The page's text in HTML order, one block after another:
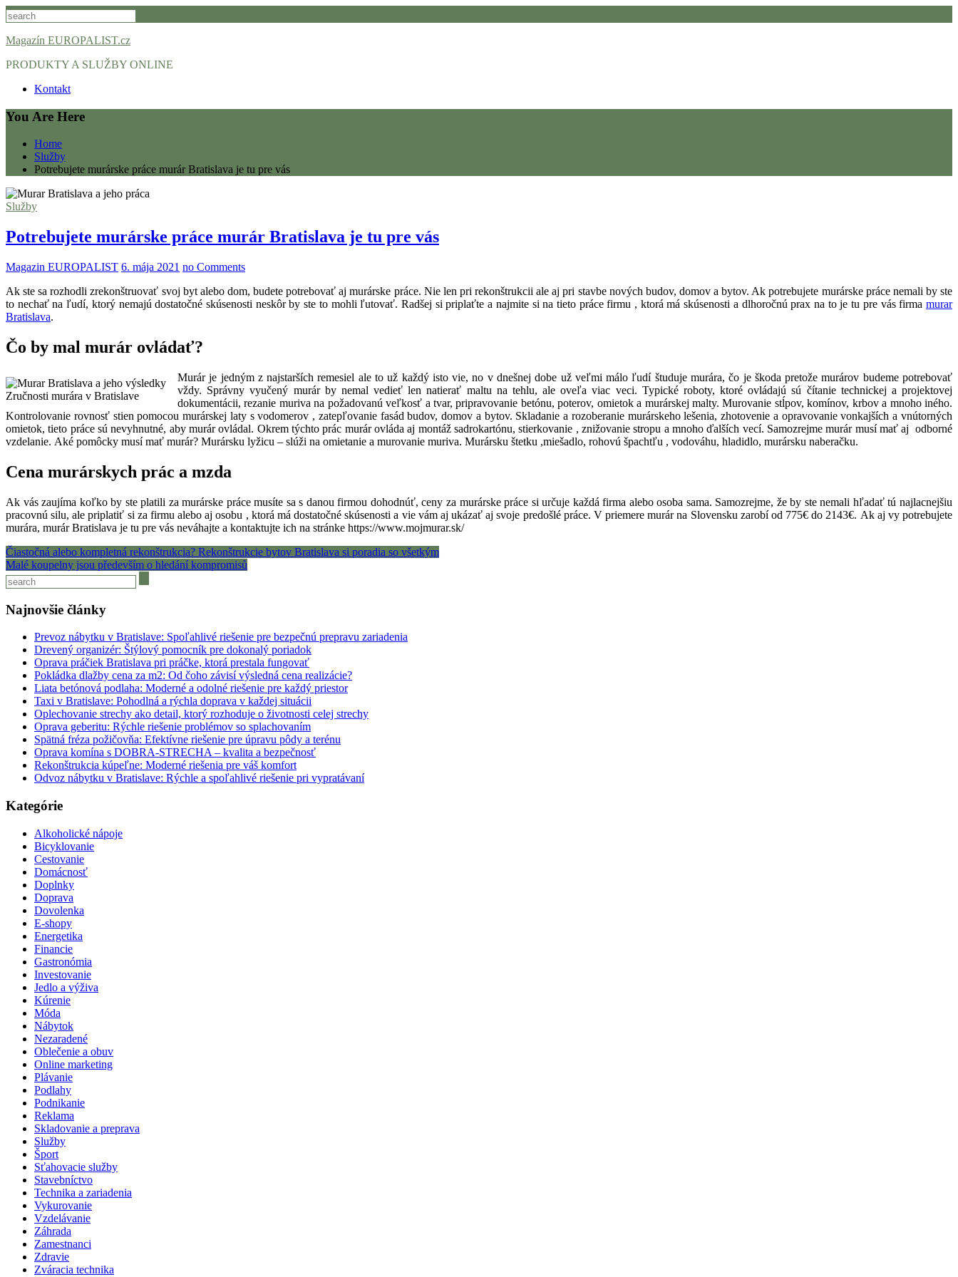
Skip
to
content
Magazín EUROPALIST.cz
PRODUKTY A SLUŽBY ONLINE
Kontakt
You Are Here
Home
Služby
Potrebujete murárske práce murár Bratislava je tu pre vás
Služby
Potrebujete murárske práce murár Bratislava je tu pre vás
Magazin EUROPALIST 6. mája 2021 no Comments
Ak ste sa rozhodli zrekonštruovať svoj byt alebo dom, budete potrebovať aj murárske práce. Nie len pri rekonštrukcii ale aj pri stavbe nových budov, domov a bytov. Ak potrebujete murárske práce nemali by ste
to nechať na ľudí, ktorý nemajú dostatočné skúsenosti neskôr by ste to mohli ľutovať. Radšej si priplaťte a najmite si na tieto práce firmu , ktorá má skúsenosti a dlhoročnú prax na to je tu pre vás firma murar
Bratislava.
Čo by mal murár ovládať?
Zručnosti murára v Bratislave
Murár je jedným z najstarších remesiel ale to už každý isto vie, no v dnešnej dobe už veľmi málo ľudí študuje murára, čo je škoda pretože murárov budeme potrebovať
vždy. Správny vyučený murár by nemal vedieť len natierať maltu na tehlu, ale oveľa viac veci. Typické roboty, ktoré ovládajú sú čítanie technickej a projektovej
dokumentácii, rezanie muriva na požadovanú veľkosť a tvar, pripravovanie betónu, poterov, omietok a murárskej malty. Murovanie stĺpov, komínov, krbov a mnoho iného.
Kontrolovanie rovnosť stien pomocou murárskej laty s vodomerov , zatepľovanie fasád budov, domov a bytov. Skladanie a rozoberanie murárskeho lešenia, zhotovenie a opravovanie vonkajších a vnútorných
omietok, tieto práce sú nevyhnutné, aby murár ovládal. Okrem týchto prác murár ovláda aj montáž sadrokartónu, stierkovanie , znižovanie stropu a mnoho ďalších vecí. Samozrejme murár musí mať aj odborné
vzdelanie. Aké pomôcky musí mať murár? Murársku lyžicu – slúži na omietanie a murovanie muriva. Murársku štetku ,miešadlo, rohovú špachtľu , vodováhu, hladidlo, murársku naberačku.
Cena murárskych prác a mzda
Ak vás zaujíma koľko by ste platili za murárske práce musíte sa s danou firmou dohodnúť, ceny za murárske práce si určuje každá firma alebo osoba sama. Samozrejme, že by ste nemali hľadať tú najlacnejšiu
pracovnú silu, ale priplatiť si za firmu alebo aj osobu , ktorá má dostatočné skúsenosti a vie vám aj ukázať aj svoje predošlé práce. V priemere murár na Slovensku zarobí od 775€ do 2143€. Ak aj vy potrebujete
murára, murár Bratislava je tu pre vás neváhajte a kontaktujte ich na stránke https://www.mojmurar.sk/
Navigácia
v
článku
Čiastočná alebo kompletná rekonštrukcia? Rekonštrukcie bytov Bratislava si poradia so všetkým
Malé koupelny jsou především o hledání kompromisů
Najnovšie články
Prevoz nábytku v Bratislave: Spoľahlivé riešenie pre bezpečnú prepravu zariadenia
Drevený organizér: Štýlový pomocník pre dokonalý poriadok
Oprava práčiek Bratislava pri práčke, ktorá prestala fungovať
Pokládka dlažby cena za m2: Od čoho závisí výsledná cena realizácie?
Liata betónová podlaha: Moderné a odolné riešenie pre každý priestor
Taxi v Bratislave: Pohodlná a rýchla doprava v každej situácii
Oplechovanie strechy ako detail, ktorý rozhoduje o životnosti celej strechy
Oprava geberitu: Rýchle riešenie problémov so splachovaním
Spätná fréza požičovňa: Efektívne riešenie pre úpravu pôdy a terénu
Oprava komína s DOBRA-STRECHA – kvalita a bezpečnosť
Rekonštrukcia kúpeľne: Moderné riešenia pre váš komfort
Odvoz nábytku v Bratislave: Rýchle a spoľahlivé riešenie pri vypratávaní
Kategórie
Alkoholické nápoje
Bicyklovanie
Cestovanie
Domácnosť
Doplnky
Doprava
Dovolenka
E-shopy
Energetika
Financie
Gastronómia
Investovanie
Jedlo a výživa
Kúrenie
Móda
Nábytok
Nezaradené
Oblečenie a obuv
Online marketing
Plávanie
Podlahy
Podnikanie
Reklama
Skladovanie a preprava
Služby
Šport
Sťahovacie služby
Stavebníctvo
Technika a zariadenia
Vykurovanie
Vzdelávanie
Záhrada
Zamestnanci
Zdravie
Zváracia technika